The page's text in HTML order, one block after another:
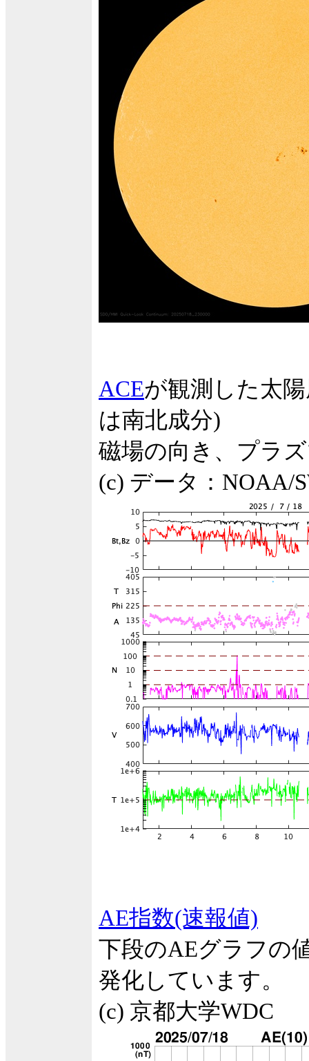
ACEが観測した太
は南北成分)
磁場の向き、プラ
(c) データ：NOAA/
AE指数(速報値)
下段のAEグラフの
発化しています。
(c) 京都大学WDC